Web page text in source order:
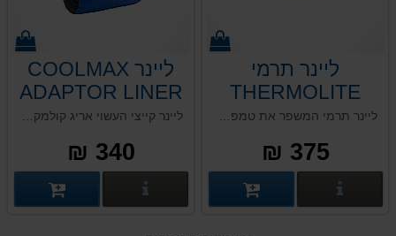
ליינר תרמי
THERMOLITE
REACTOR
LINER
375 ₪
פרטים נוספים
ליינר COOLMAX
ADAPTOR LINER
340 ₪
פרטים נוספים